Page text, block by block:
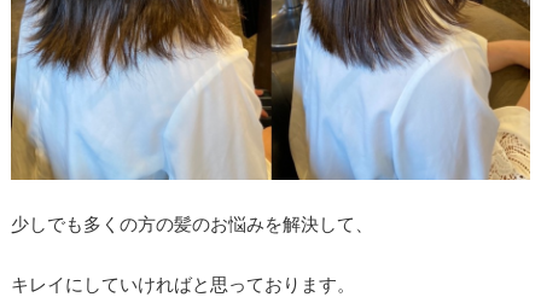
少しでも多くの方の髪のお悩みを解決して、
キレイにしていければと思っております。